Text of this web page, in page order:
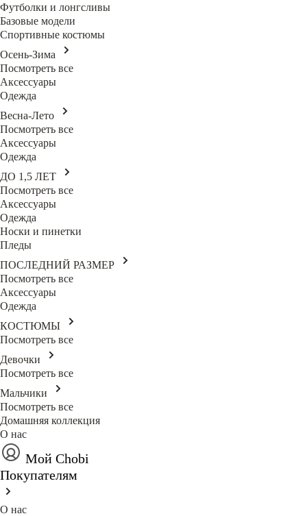
Футболки и лонгсливы
Базовые модели
Спортивные костюмы
Осень-Зима
Посмотреть все
Аксессуары
Одежда
Весна-Лето
Посмотреть все
Аксессуары
Одежда
ДО 1,5 ЛЕТ
Посмотреть все
Аксессуары
Одежда
Носки и пинетки
Пледы
ПОСЛЕДНИЙ РАЗМЕР
Посмотреть все
Аксессуары
Одежда
КОСТЮМЫ
Посмотреть все
Девочки
Посмотреть все
Мальчики
Посмотреть все
Домашняя коллекция
О нас
Мой Chobi
Покупателям
О нас